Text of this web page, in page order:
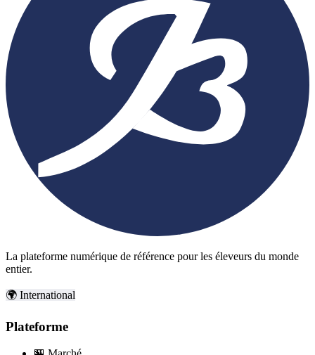
La plateforme numérique de référence pour les éleveurs du monde
entier.
🌍 International
Plateforme